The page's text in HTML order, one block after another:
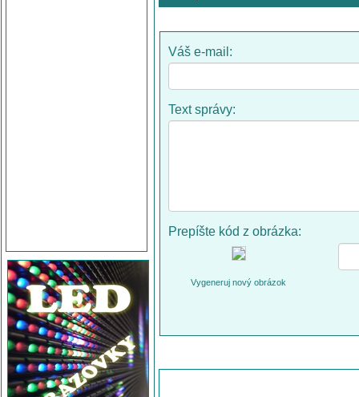
Váš e-mail:
Text správy:
Prepíšte kód z obrázka:
Vygeneruj nový obrázok